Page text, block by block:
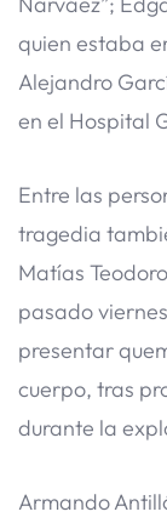
quien estaba
Alejandro
en el Hospital
Entre las
tragedia
Matías
pasado
presentar
cuerpo, tras
durante la
Armando